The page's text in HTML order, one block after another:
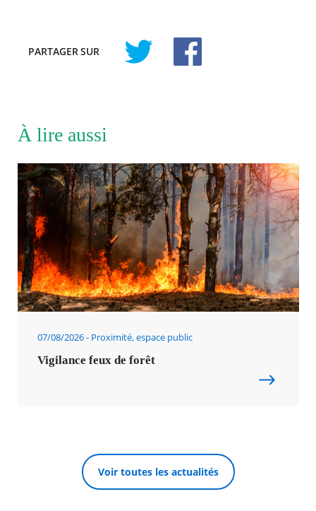
PARTAGERSUR
À lire aussi
07/08/2026 Proximité, espace public
Vigilance feux de forêt
Voir toutes les actualités